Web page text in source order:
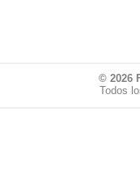
© 2026
Todos